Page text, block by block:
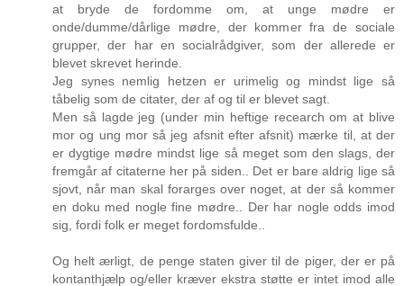
at bryde de fordomme om, at unge mødre er
onde/dumme/dårlige mødre, der kommer fra de sociale
grupper, der har en socialrådgiver, som der allerede er
blevet skrevet herinde.
Jeg synes nemlig hetzen er urimelig og mindst lige så
tåbelig som de citater, der af og til er blevet sagt.
Men så lagde jeg (under min heftige recearch om at blive
mor og ung mor så jeg afsnit efter afsnit) mærke til, at der
er dygtige mødre mindst lige så meget som den slags, der
fremgår af citaterne her på siden.. Det er bare aldrig lige så
sjovt, når man skal forarges over noget, at der så kommer
en doku med nogle fine mødre.. Der har nogle odds imod
sig, fordi folk er meget fordomsfulde..
Og helt ærligt, de penge staten giver til de piger, der er på
kontanthjælp og/eller kræver ekstra støtte er intet imod alle